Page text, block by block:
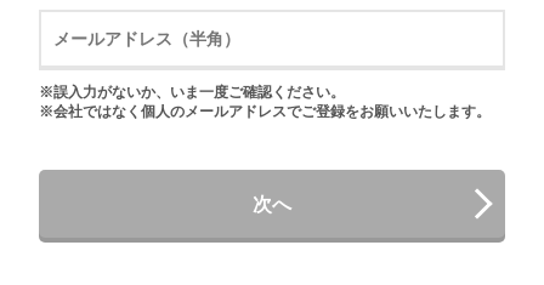
※誤入力がないか、いま一度ご確認ください。
※会社ではなく個人のメールアドレスでご登録をお願いいたします。
次へ